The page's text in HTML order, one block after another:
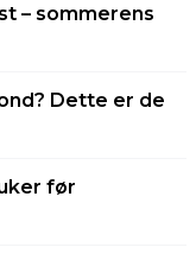
– sommerens
Dette er de
før